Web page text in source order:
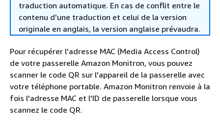
traduction automatique. En cas de conflit entre le
contenu d'une traduction et celui de la version
originale en anglais, la version anglaise prévaudra.
Pour récupérer l'adresse MAC (Media Access Control)
de votre passerelle Amazon Monitron, vous pouvez
scanner le code QR sur l'appareil de la passerelle avec
votre téléphone portable. Amazon Monitron renvoie à la
fois l'adresse MAC et l'ID de passerelle lorsque vous
scannez le code QR.